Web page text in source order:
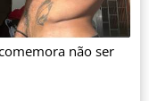
não ser